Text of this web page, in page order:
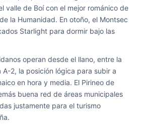
valle de Boí con el mejor románico de
la Humanidad. En otoño, el Montsec
Starlight para dormir bajo las
operan desde el llano, entre la
2, la posición lógica para subir a
en hora y media. El Pirineo de
buena red de áreas municipales
justamente para el turismo